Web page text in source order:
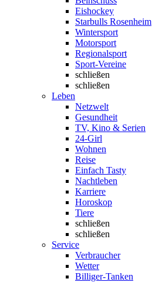
Eishockey
Starbulls Rosenheim
Wintersport
Motorsport
Regionalsport
Sport-Vereine
schließen
schließen
Leben
Netzwelt
Gesundheit
TV, Kino & Serien
24-Girl
Wohnen
Reise
Einfach Tasty
Nachtleben
Karriere
Horoskop
Tiere
schließen
schließen
Service
Verbraucher
Wetter
Billiger-Tanken